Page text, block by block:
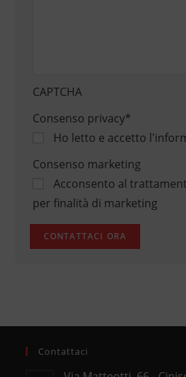
CAPTCHA
Consenso privacy*
Ho letto e accetto
Consenso marketing
Acconsento al
per finalità di marketing
Contattaci